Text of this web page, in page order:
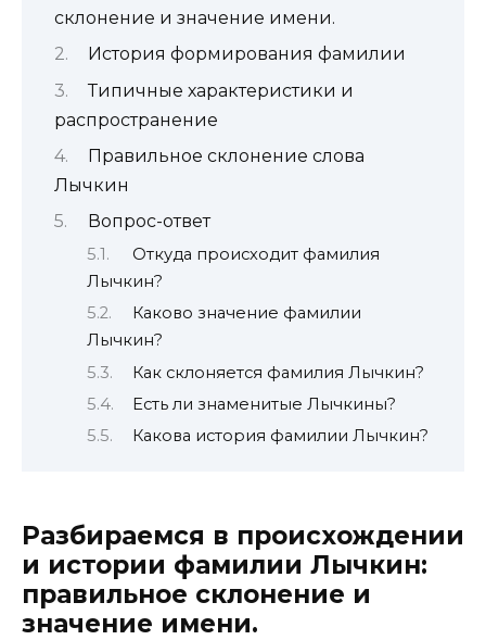
склонение и значение имени.
История формирования фамилии
Типичные характеристики и
распространение
Правильное склонение слова
Лычкин
Вопрос-ответ
Откуда происходит фамилия
Лычкин?
Каково значение фамилии
Лычкин?
Как склоняется фамилия Лычкин?
Есть ли знаменитые Лычкины?
Какова история фамилии Лычкин?
Разбираемся в происхождении
и истории фамилии Лычкин:
правильное склонение и
значение имени.